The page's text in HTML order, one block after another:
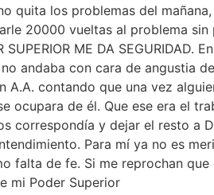
quita los problemas del
20000 vueltas al problema
SUPERIOR ME DA
andaba con cara de angustia
A.A. contando que una vez
ocupara de él. Que ese era el
correspondía y dejar el resto a
Para mí ya no es
falta de fe. Si me reprochan
mi Poder Superior